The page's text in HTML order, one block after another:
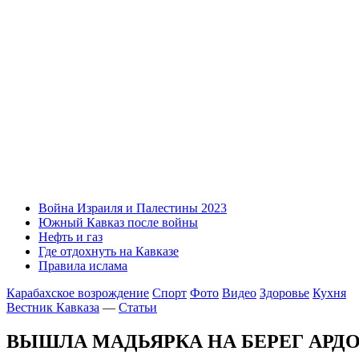
Война Израиля и Палестины 2023
Южный Кавказ после войны
Нефть и газ
Где отдохнуть на Кавказе
Правила ислама
Карабахское возрождение Спорт Фото Видео Здоровье Кухня
Вестник Кавказа — Статьи
ВЫШЛА МАДЬЯРКА НА БЕРЕГ